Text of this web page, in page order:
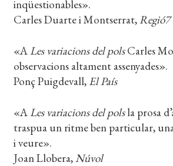
inqüestionables».
Carles Duarte i Montserrat,Regió7
«ALes variacions del polsCarles
observacions altament assenyades».
Ponç Puigdevall, El País
«ALes variacions del polsla prosa
traspua un ritme ben particular,
i veure».
Joan Llobera, Núvol